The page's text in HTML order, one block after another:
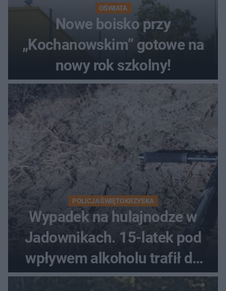
OŚWIATA
Nowe boisko przy
„Kochanowskim” gotowe na
nowy rok szkolny!
POLICJA ŚWIĘTOKRZYSKA
Wypadek na hulajnodze w
Jadownikach. 15-latek pod
wpływem alkoholu trafił do
szpitala